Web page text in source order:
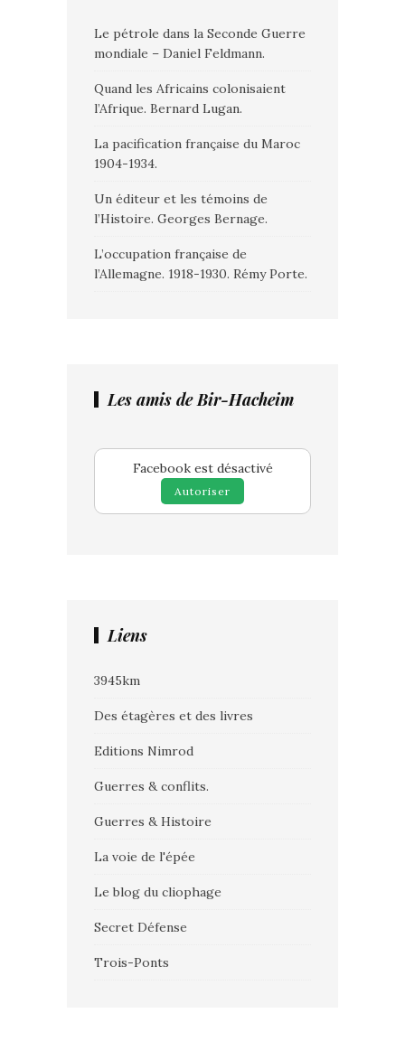
Le pétrole dans la Seconde Guerre
mondiale – Daniel Feldmann.
Quand les Africains colonisaient
l’Afrique. Bernard Lugan.
La pacification française du Maroc
1904-1934.
Un éditeur et les témoins de
l’Histoire. Georges Bernage.
L’occupation française de
l’Allemagne. 1918-1930. Rémy Porte.
Les amis de Bir-Hacheim
Facebook est désactivé
Autoriser
Liens
3945km
Des étagères et des livres
Editions Nimrod
Guerres & conflits.
Guerres & Histoire
La voie de l'épée
Le blog du cliophage
Secret Défense
Trois-Ponts